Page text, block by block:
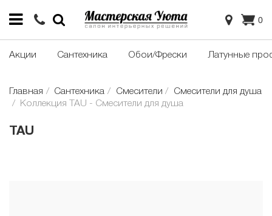
0
Акции Сантехника Обои/Фрески Латунные
Главная Сантехника Смесители
Смесители для душа
Коллекция TAU - Смесители для душа
TAU